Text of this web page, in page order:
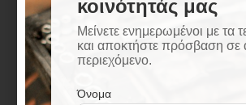
Μηχανισμός κεραμικών
Τοποθέτηση σε τοίχο
M24x1 φίλτρο